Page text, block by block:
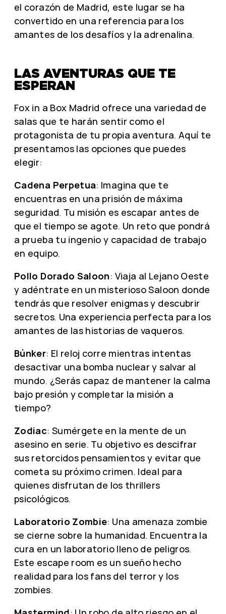
el corazón de Madrid, este lugar se ha
convertido en una referencia para los
amantes de los desafíos y la adrenalina.
LAS AVENTURAS QUE TE
ESPERAN
Fox in a Box Madrid ofrece una variedad de
salas que te harán sentir como el
protagonista de tu propia aventura. Aquí te
presentamos las opciones que puedes
elegir:
Cadena Perpetua: Imagina que te
encuentras en una prisión de máxima
seguridad. Tu misión es escapar antes de
que el tiempo se agote. Un reto que pondrá
a prueba tu ingenio y capacidad de trabajo
en equipo.
Pollo Dorado Saloon: Viaja al Lejano Oeste
y adéntrate en un misterioso Saloon donde
tendrás que resolver enigmas y descubrir
secretos. Una experiencia perfecta para los
amantes de las historias de vaqueros.
Búnker: El reloj corre mientras intentas
desactivar una bomba nuclear y salvar al
mundo. ¿Serás capaz de mantener la calma
bajo presión y completar la misión a
tiempo?
Zodiac: Sumérgete en la mente de un
asesino en serie. Tu objetivo es descifrar
sus retorcidos pensamientos y evitar que
cometa su próximo crimen. Ideal para
quienes disfrutan de los thrillers
psicológicos.
Laboratorio Zombie: Una amenaza zombie
se cierne sobre la humanidad. Encuentra la
cura en un laboratorio lleno de peligros.
Este escape room es un sueño hecho
realidad para los fans del terror y los
zombies.